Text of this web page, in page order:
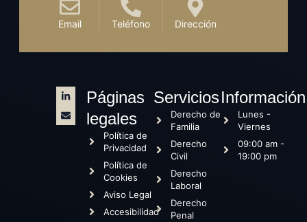
Email Teléfono Dirección
Páginas
legales
Política de
Privacidad
Política de
Cookies
Aviso Legal
Accesibilidad
Servicios
Derecho de
Familia
Derecho
Civil
Derecho
Laboral
Derecho
Penal
Información
Lunes -
Viernes
09:00 am -
19:00 pm